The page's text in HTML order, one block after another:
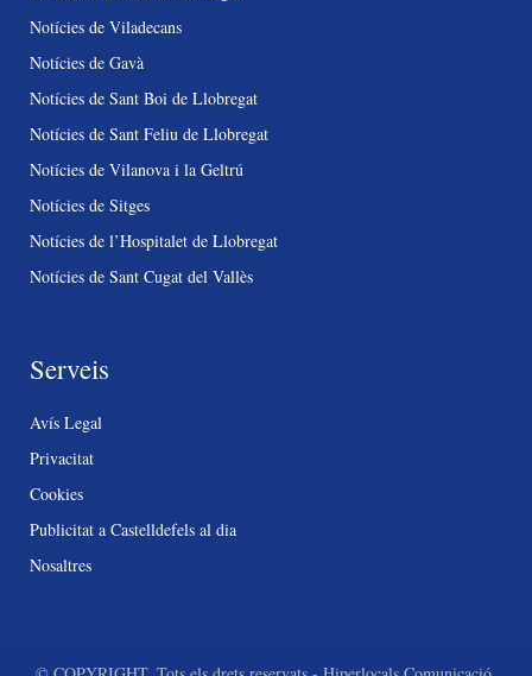
Notícies de Viladecans
Notícies de Gavà
Notícies de Sant Boi de Llobregat
Notícies de Sant Feliu de Llobregat
Notícies de Vilanova i la Geltrú
Notícies de Sitges
Notícies de l’Hospitalet de Llobregat
Notícies de Sant Cugat del Vallès
Serveis
Avís Legal
Privacitat
Cookies
Publicitat a Castelldefels al dia
Nosaltres